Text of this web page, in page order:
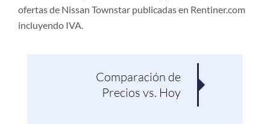
ofertas de Nissan Townstar publicadas en Rentiner.com
incluyendo IVA.
Comparación de
Precios vs. Hoy